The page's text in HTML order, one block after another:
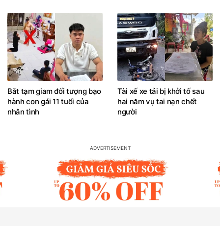
Bắt tạm giam đối tượng bạo
hành con gái 11 tuổi của
nhân tình
Tài xế xe tải bị khởi tố sau
hai năm vụ tai nạn chết
người